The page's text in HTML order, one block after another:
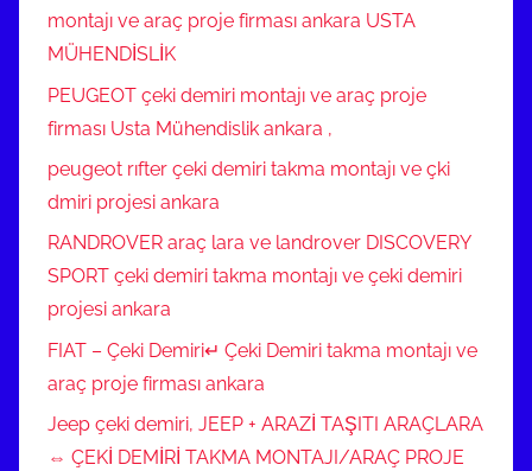
montajı ve araç proje firması ankara USTA
MÜHENDİSLİK
PEUGEOT çeki demiri montajı ve araç proje
firması Usta Mühendislik ankara ,
peugeot rıfter çeki demiri takma montajı ve çki
dmiri projesi ankara
RANDROVER araç lara ve landrover DISCOVERY
SPORT çeki demiri takma montajı ve çeki demiri
projesi ankara
FIAT – Çeki Demiri↵ Çeki Demiri takma montajı ve
araç proje firması ankara
Jeep çeki demiri, JEEP + ARAZİ TAŞITI ARAÇLARA
⇔ ÇEKİ DEMİRİ TAKMA MONTAJI/ARAÇ PROJE